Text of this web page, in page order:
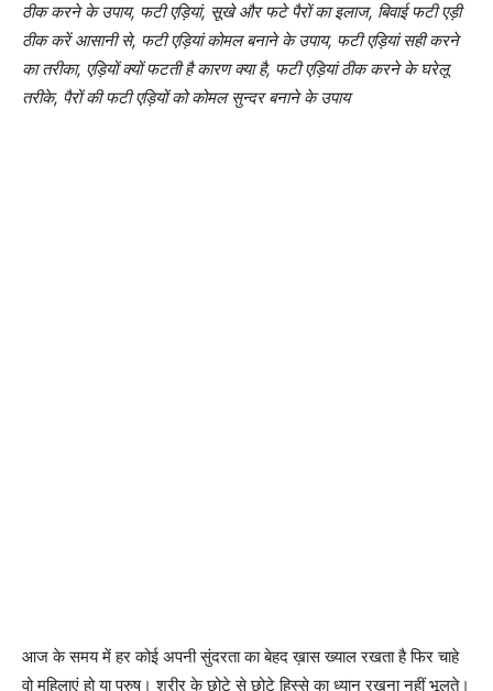
ठीक करने के उपाय, फटी एड़ियां, सूखे और फटे पैरों का इलाज, बिवाई फटी एड़ी
ठीक करें आसानी से, फटी एड़ियां कोमल बनाने के उपाय, फटी एड़ियां सही करने
का तरीका, एड़ियों क्यों फटती है कारण क्या है, फटी एड़ियां ठीक करने के घरेलू
तरीके, पैरों की फटी एड़ियों को कोमल सुन्दर बनाने के उपाय
आज के समय में हर कोई अपनी सुंदरता का बेहद ख़ास ख्याल रखता है फिर चाहे
वो महिलाएं हो या पुरुष। शरीर के छोटे से छोटे हिस्से का ध्यान रखना नहीं भूलते।